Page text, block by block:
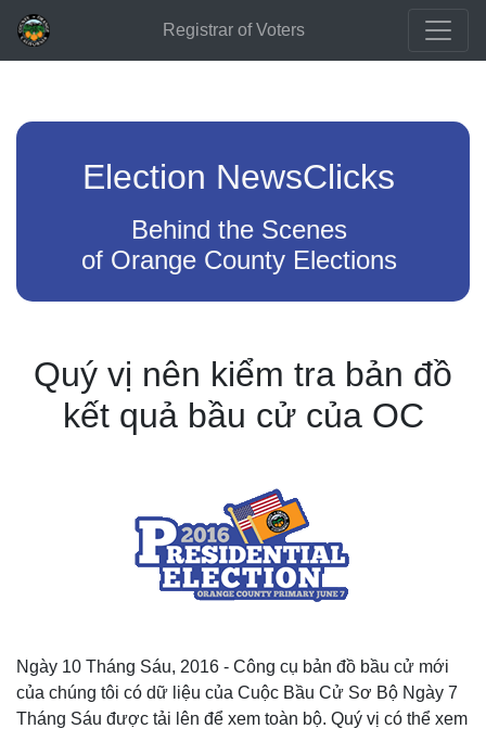
Registrar of Voters
Election NewsClicks
Behind the Scenes
of Orange County Elections
Quý vị nên kiểm tra bản đồ
kết quả bầu cử của OC
Ngày 10 Tháng Sáu, 2016 - Công cụ bản đồ bầu cử mới
của chúng tôi có dữ liệu của Cuộc Bầu Cử Sơ Bộ Ngày 7
Tháng Sáu được tải lên để xem toàn bộ. Quý vị có thể xem